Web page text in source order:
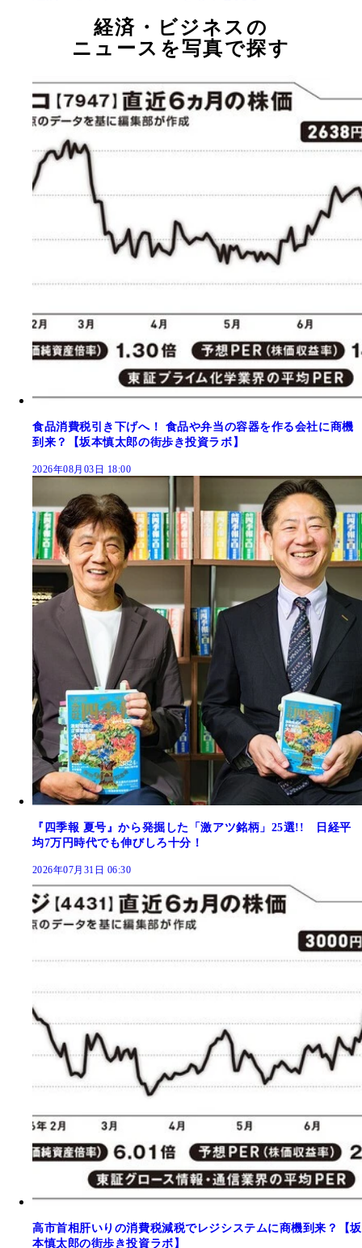
経済・ビジネスの
ニュースを写真で探す
食品消費税引き下げへ！ 食品や弁当の容器を作る会社に商機
到来？【坂本慎太郎の街歩き投資ラボ】
2026年08月03日 18:00
『四季報 夏号』から発掘した「激アツ銘柄」25選!! 日経平
均7万円時代でも伸びしろ十分！
2026年07月31日 06:30
高市首相肝いりの消費税減税でレジシステムに商機到来？【坂
本慎太郎の街歩き投資ラボ】